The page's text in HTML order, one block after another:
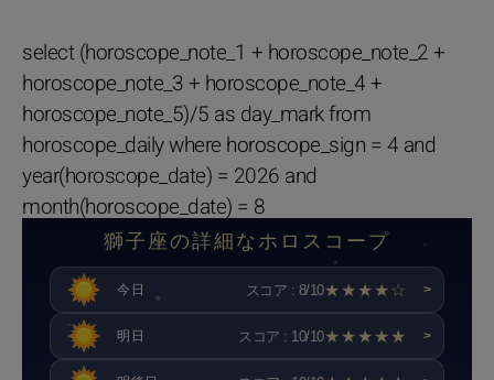
select (horoscope_note_1 + horoscope_note_2 +
horoscope_note_3 + horoscope_note_4 +
horoscope_note_5)/5 as day_mark from
horoscope_daily where horoscope_sign = 4 and
year(horoscope_date) = 2026 and
month(horoscope_date) = 8
獅子座の詳細なホロスコープ
今日 スコア : 8/10★★★★☆ >
明日 スコア : 10/10★★★★★ >